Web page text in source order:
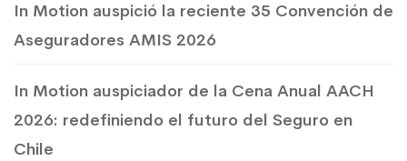
In Motion auspició la reciente 35 Convención de
Aseguradores AMIS 2026
In Motion auspiciador de la Cena Anual AACH
2026: redefiniendo el futuro del Seguro en
Chile